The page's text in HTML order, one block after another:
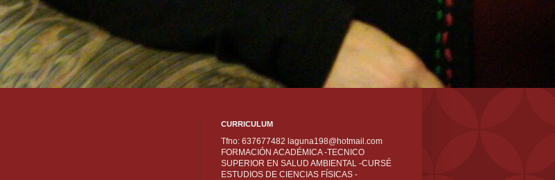
CURRICULUM
Tfno: 637677482 laguna198@hotmail.com
FORMACIÓN ACADÉMICA -TECNICO
SUPERIOR EN SALUD AMBIENTAL -CURSÉ
ESTUDIOS DE CIENCIAS FÍSICAS -